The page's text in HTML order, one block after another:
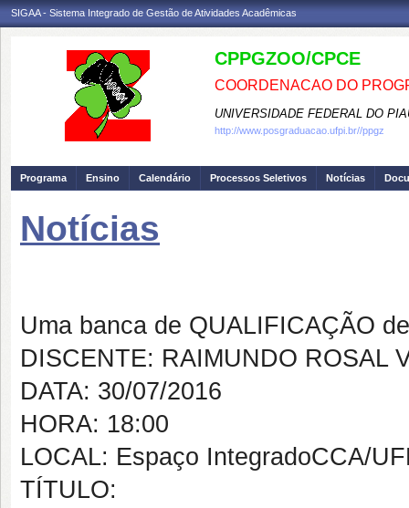
SIGAA - Sistema Integrado de Gestão de Atividades Acadêmicas
CPPGZOO/CPCE
COORDENACAO DO
UNIVERSIDADE FEDERAL DO
http://www.posgraduacao.ufpi.br//ppgz
Programa Ensino Calendário Processos Seletivos Notícias
Notícias
Uma banca de QUALIFICAÇÃO
DISCENTE: RAIMUNDO ROSAL
DATA: 30/07/2016
HORA: 18:00
LOCAL: Espaço IntegradoCCA/
TÍTULO: